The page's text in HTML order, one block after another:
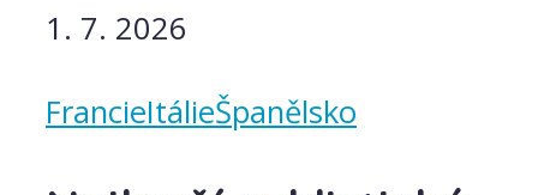
1. 7. 2026
FrancieItálieŠpanělsko